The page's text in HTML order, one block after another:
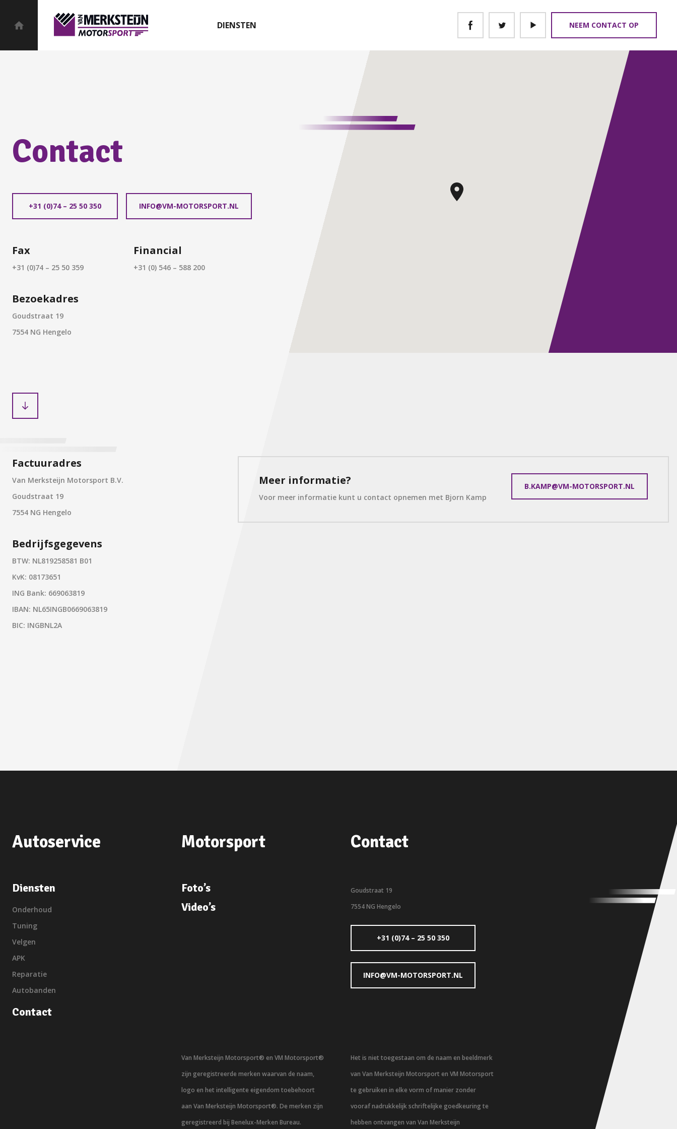
DIENSTEN NEEM CONTACT OP
Contact
+31 (0)74 – 25 50 350 INFO@VM-MOTORSPORT.NL
Fax
+31 (0)74 – 25 50 359
Bezoekadres
Goudstraat 19
7554 NG Hengelo
Financial
+31 (0) 546 – 588 200
Factuuradres
Van Merksteijn Motorsport B.V.
Goudstraat 19
7554 NG Hengelo
Bedrijfsgegevens
BTW: NL819258581 B01
KvK: 08173651
ING Bank: 669063819
IBAN: NL65INGB0669063819
BIC: INGBNL2A
Meer informatie?
Voor meer informatie kunt u contact opnemen met Bjorn Kamp
B.KAMP@VM-MOTORSPORT.NL
Autoservice
Diensten
Onderhoud
Tuning
Velgen
APK
Reparatie
Autobanden
Contact
Motorsport
Foto’s
Video’s
Contact
Goudstraat 19
7554 NG Hengelo
+31 (0)74 – 25 50 350
INFO@VM-MOTORSPORT.NL
Van Merksteijn Motorsport® en VM Motorsport®
zijn geregistreerde merken waarvan de naam,
logo en het intelligente eigendom toebehoort
aan Van Merksteijn Motorsport®. De merken zijn
geregistreerd bij Benelux-Merken Bureau.
Het is niet toegestaan om de naam en beeldmerk
van Van Merksteijn Motorsport en VM Motorsport
te gebruiken in elke vorm of manier zonder
vooraf nadrukkelijk schriftelijke goedkeuring te
hebben ontvangen van Van Merksteijn